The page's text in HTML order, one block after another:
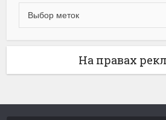
На правах